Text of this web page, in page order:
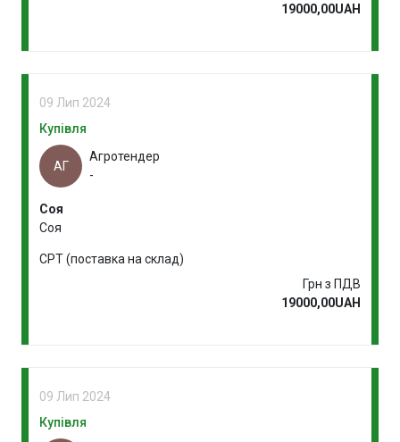
19000,00UAH
09 Лип 2024
Купівля
АГ
Агротендер
-
Соя
Соя
CPT (поставка на склад)
Грн з ПДВ
19000,00UAH
09 Лип 2024
Купівля